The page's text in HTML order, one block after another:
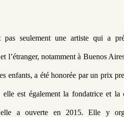
pas seulement une artiste qui a
l’étranger, notamment à Buenos
enfants, a été honorée par un prix
est également la fondatrice et la
a ouverte en 2015. Elle y